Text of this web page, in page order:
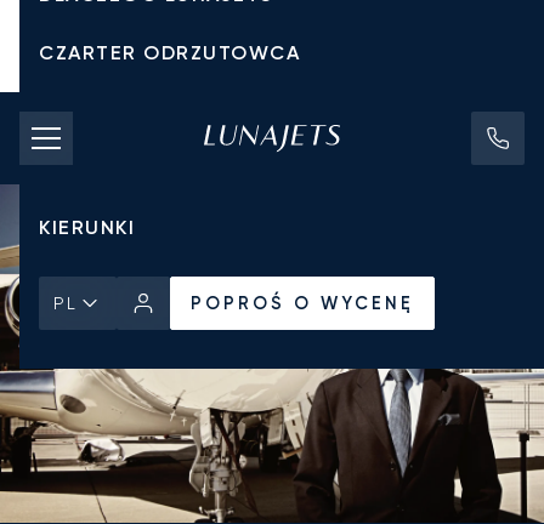
CZARTER ODRZUTOWCA
KOSZTY CZARTERU
PRYWATNE ODRZUTOWCE
KIERUNKI
PL POPROŚ O WYCENĘ